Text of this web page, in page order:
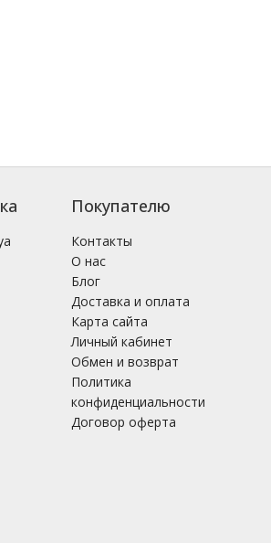
Покупателю
Контакты
О нас
Блог
Доставка и оплата
Карта сайта
Личный кабинет
Обмен и возврат
Политика
конфиденциальности
Договор оферта